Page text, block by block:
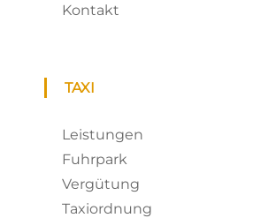
Kontakt
TAXI
Leistungen
Fuhrpark
Vergütung
Taxiordnung